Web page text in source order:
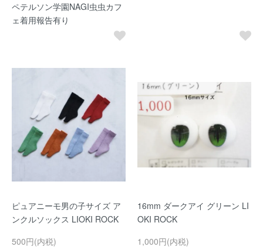
ペテルソン学園NAGI虫虫カフ
ェ着用報告有り
ピュアニーモ男の子サイズ ア
ンクルソックス LIOKI ROCK
500円(内税)
16mm ダークアイ グリーン LI
OKI ROCK
1,000円(内税)